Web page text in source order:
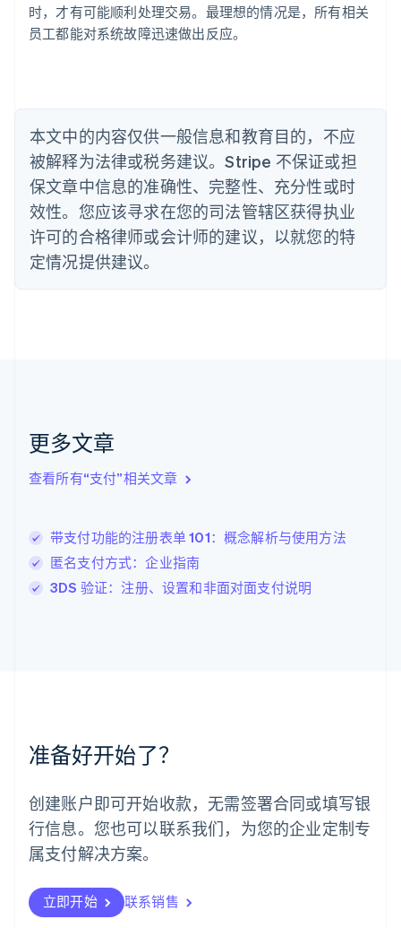
时，才有可能顺利处理交易。最理想的情况是，所有相关
员工都能对系统故障迅速做出反应。
本文中的内容仅供一般信息和教育目的，不应
被解释为法律或税务建议。Stripe 不保证或担
保文章中信息的准确性、完整性、充分性或时
效性。您应该寻求在您的司法管辖区获得执业
许可的合格律师或会计师的建议，以就您的特
定情况提供建议。
更多文章
查看所有“支付”相关文章
带支付功能的注册表单 101：概念解析与使用方法
匿名支付方式：企业指南
3DS 验证：注册、设置和非面对面支付说明
准备好开始了？
创建账户即可开始收款，无需签署合同或填写银
行信息。您也可以联系我们，为您的企业定制专
属支付解决方案。
立即开始 联系销售
PortuguêsEnglish
保加利亚
English
丹麦
English
德国
DeutschEnglish
法国
FrançaisEnglish
芬兰
EnglishSvenska
English
English
卢森堡
罗马尼亚
English
挪威
葡萄牙
Português English
日本
日本語English
瑞典
瑞士
DeutschFrançais